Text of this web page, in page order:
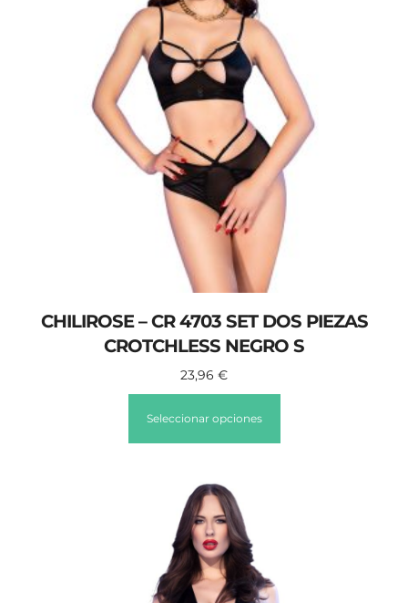
CHILIROSE – CR 4703 SET DOS PIEZAS
CROTCHLESS NEGRO S
23,96 €
Seleccionar opciones